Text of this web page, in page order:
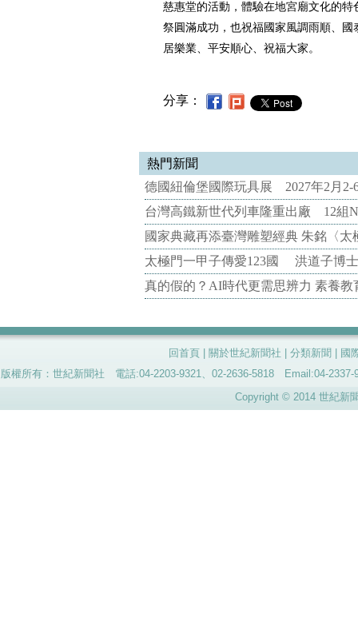
慈惠堂的活動，體驗在地宮廟文化的
祭圓滿成功，也祝福國家風調雨順、
居樂業、平安順心、祝福大家。
分享：
熱門新聞
德國紐倫堡國際玩具展 2027年2月2-
台灣高鐵新世代列車隆重出廠 12組
國家典藏再添臺灣雕塑經典 朱銘〈
太極門一甲子傳愛123國 洪道子博
真的假的？AI時代更需思辨力 素養
回首頁 關於世紀新聞社 分類新聞
國
版權所有：世紀新聞社 電話:04-2203-9321、02-2636-5818 Email:04-
Copyright © 2014 世紀新